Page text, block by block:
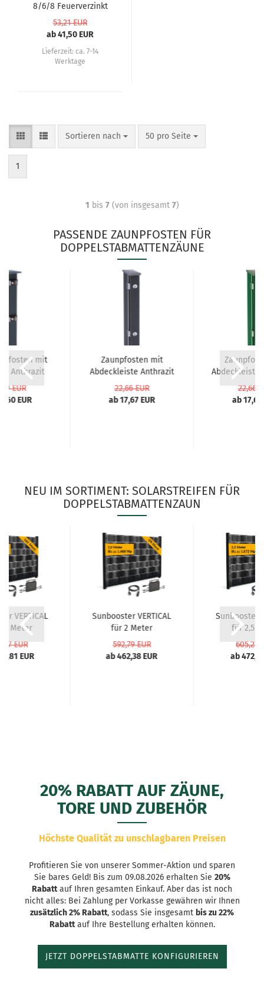
8/6/8 Feuerverzinkt
53,21 EUR
ab 41,50 EUR
Lieferzeit: ca. 7-14
Werktage
Sortieren nach 50 pro Seite
1
1 bis 7(von insgesamt 7)
PASSENDE ZAUNPFOSTEN FÜR
DOPPELSTABMATTENZÄUNE
mit
Anthrazit
EUR
EUR
Zaunpfosten mit
Abdeckleiste Anthrazit
RAL...
22,66 EUR
ab 17,67 EUR
Abdeckleiste
RAL...
22,66
ab 17,67
NEU IM SORTIMENT: SOLARSTREIFEN FÜR
DOPPELSTABMATTENZAUN
VERTICAL
Meter
EUR
EUR
Sunbooster VERTICAL
für 2 Meter
Doppelstabmatte...
592,79 EUR
ab 462,38 EUR
Sunbooster
für 2,5
605,27
ab
20% RABATT AUF ZÄUNE,
TORE UND ZUBEHÖR
Höchste Qualität zu unschlagbaren Preisen
Profitieren Sie von unserer Sommer-Aktion und sparen
Sie bares Geld! Bis zum 09.08.2026 erhalten Sie 20%
Rabattauf Ihren gesamten Einkauf. Aber das ist noch
nicht alles: Bei Zahlung per Vorkasse gewähren wir Ihnen
zusätzlich 2% Rabatt, sodass Sie insgesamt bis zu 22%
Rabattauf Ihre Bestellung erhalten können.
JETZT DOPPELSTABMATTE KONFIGURIEREN